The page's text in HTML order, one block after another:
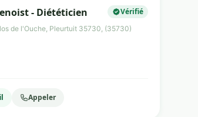
- Diététicien Vérifié
de l'Ouche, Pleurtuit 35730, (35730)
Appeler